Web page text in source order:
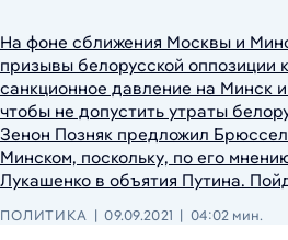
На фоне сближения Москвы и
призывы белорусской оппозиции
санкционное давление на Минск
чтобы не допустить утраты
Зенон Позняк предложил
Минском, поскольку, по его
Лукашенко в объятия Путина.
ПОЛИТИКА 09.09.2021 04:02 мин.